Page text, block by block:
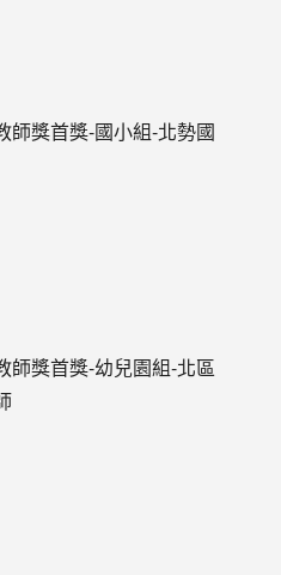
師獎首獎-國小組-北勢國
師獎首獎-幼兒園組-北區